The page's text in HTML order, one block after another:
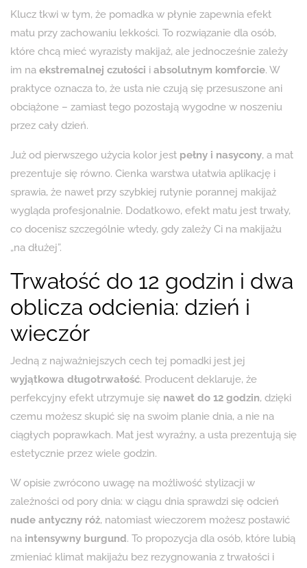
Klucz tkwi w tym, że pomadka w płynie zapewnia efekt
matu przy zachowaniu lekkości. To rozwiązanie dla osób,
które chcą mieć wyrazisty makijaż, ale jednocześnie zależy
im na ekstremalnej czułości i absolutnym komforcie. W
praktyce oznacza to, że usta nie czują się przesuszone ani
obciążone – zamiast tego pozostają wygodne w noszeniu
przez cały dzień.
Już od pierwszego użycia kolor jest pełny i nasycony, a mat
prezentuje się równo. Cienka warstwa ułatwia aplikację i
sprawia, że nawet przy szybkiej rutynie porannej makijaż
wygląda profesjonalnie. Dodatkowo, efekt matu jest trwały,
co docenisz szczególnie wtedy, gdy zależy Ci na makijażu
„na dłużej”.
Trwałość do 12 godzin i dwa
oblicza odcienia: dzień i
wieczór
Jedną z najważniejszych cech tej pomadki jest jej
wyjątkowa długotrwałość. Producent deklaruje, że
perfekcyjny efekt utrzymuje się nawet do 12 godzin, dzięki
czemu możesz skupić się na swoim planie dnia, a nie na
ciągłych poprawkach. Mat jest wyraźny, a usta prezentują się
estetycznie przez wiele godzin.
W opisie zwrócono uwagę na możliwość stylizacji w
zależności od pory dnia: w ciągu dnia sprawdzi się odcień
nude antyczny róż, natomiast wieczorem możesz postawić
na intensywny burgund. To propozycja dla osób, które lubią
zmieniać klimat makijażu bez rezygnowania z trwałości i